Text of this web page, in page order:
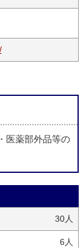
医薬部外品等の
30人
6人